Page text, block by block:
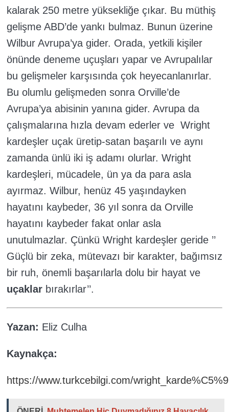
kalarak 250 metre yüksekliğe çıkar. Bu müthiş
gelişme ABD’de yankı bulmaz. Bunun üzerine
Wilbur Avrupa’ya gider. Orada, yetkili kişiler
önünde deneme uçuşları yapar ve Avrupalılar
bu gelişmeler karşısında çok heyecanlanırlar.
Bu olumlu gelişmeden sonra Orville’de
Avrupa’ya abisinin yanına gider. Avrupa da
çalışmalarına hızla devam ederler ve Wright
kardeşler uçak üretip-satan başarılı ve aynı
zamanda ünlü iki iş adamı olurlar. Wright
kardeşleri, mücadele, ün ya da para asla
ayırmaz. Wilbur, henüz 45 yaşındayken
hayatını kaybeder, 36 yıl sonra da Orville
hayatını kaybeder fakat onlar asla
unutulmazlar. Çünkü Wright kardeşler geride ’’
Güçlü bir zeka, mütevazı bir karakter, bağımsız
bir ruh, önemli başarılarla dolu bir hayat ve
uçaklar bırakırlar’’.
Yazan: Eliz Culha
Kaynakça:
https://www.turkcebilgi.com/